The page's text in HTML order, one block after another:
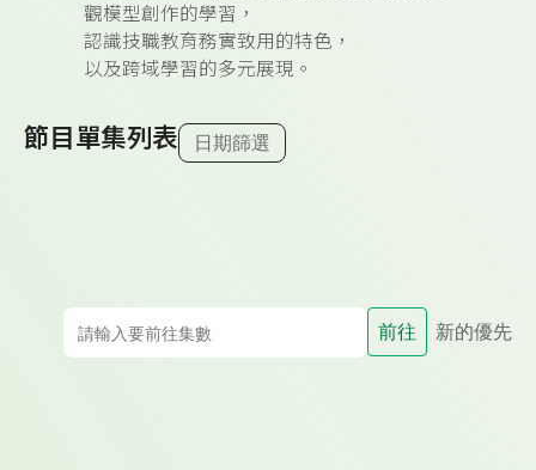
觀模型創作的學習，
認識技職教育務實致用的特色，
以及跨域學習的多元展現。
節目單集列表 日期篩選
前往 新的優先